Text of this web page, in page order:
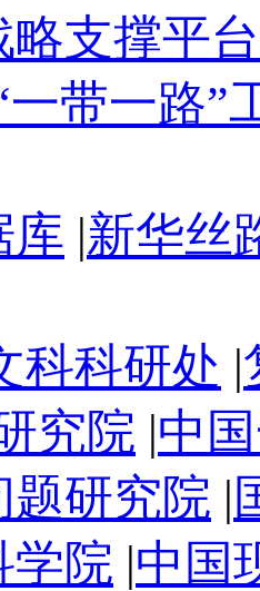
支撑平台
一带一路”
库 |新华丝
科科研处 |
究院 |中
题研究院 |
学院 |中国